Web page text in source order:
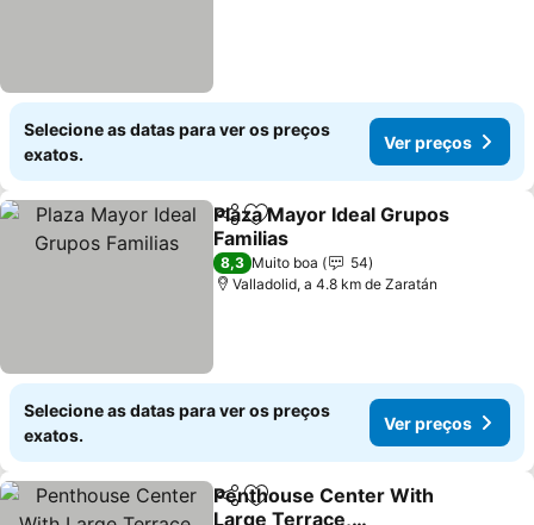
Selecione as datas para ver os preços
exatos.
Ver preços
PartilharAdicionar aos favoritos
Plaza Mayor Ideal Grupos
Familias
8,3 Muito boa
54
Valladolid, a 4.8 km de Zaratán
Selecione as datas para ver os preços
exatos.
Ver preços
PartilharAdicionar aos favoritos
Penthouse Center With
Large Terrace,